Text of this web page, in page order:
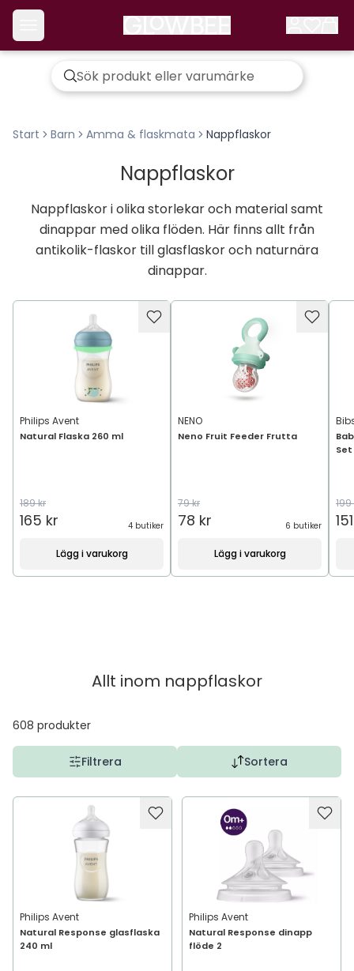
Start Barn Amma & flaskmata Nappflaskor
Nappflaskor
Nappflaskor i olika storlekar och material samt
dinappar med olika flöden. Här finns allt från
antikolik-flaskor till glasflaskor och naturnära
dinappar.
Philips Avent
Natural Flaska 260 ml
189 kr
165 kr 4 butiker
Lägg i varukorg
NENO
Neno Fruit Feeder Frutta
79 kr
78 kr 6 butiker
Lägg i varukorg
Set
199
Allt inom nappflaskor
608 produkter
Filtrera Sortera
Philips Avent
Natural Response glasflaska
240 ml
Philips Avent
Natural Response dinapp
flöde 2